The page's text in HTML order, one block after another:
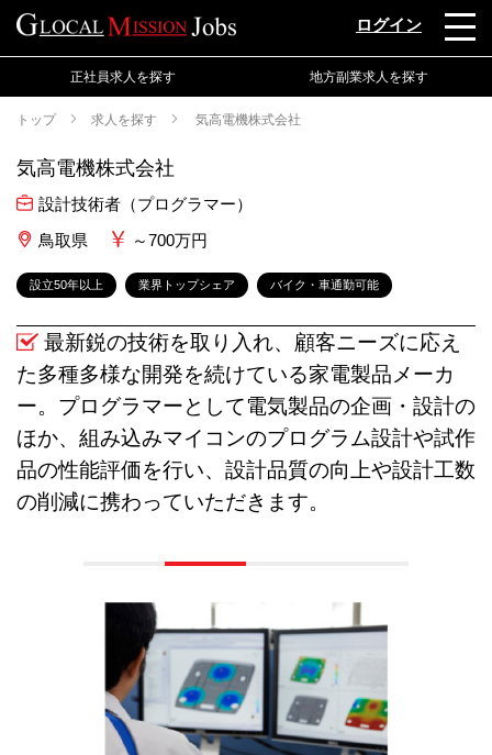
ログイン
正社員求人を探す 地方副業求人を探す
トップ 求人を探す 気高電機株式会社
気高電機株式会社
設計技術者（プログラマー）
鳥取県
～700万円
設立50年以上 業界トップシェア バイク・車通勤可能
最新鋭の技術を取り入れ、顧客ニーズに応え
た多種多様な開発を続けている家電製品メーカ
ー。プログラマーとして電気製品の企画・設計の
ほか、組み込みマイコンのプログラム設計や試作
品の性能評価を行い、設計品質の向上や設計工数
の削減に携わっていただきます。